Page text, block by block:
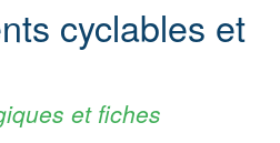
cyclables et
et fiches